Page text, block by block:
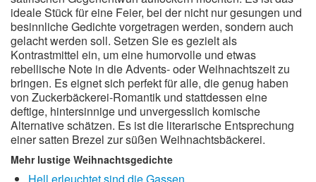
ideale Stück für eine Feier, bei der nicht nur gesungen und
besinnliche Gedichte vorgetragen werden, sondern auch
gelacht werden soll. Setzen Sie es gezielt als
Kontrastmittel ein, um eine humorvolle und etwas
rebellische Note in die Advents- oder Weihnachtszeit zu
bringen. Es eignet sich perfekt für alle, die genug haben
von Zuckerbäckerei-Romantik und stattdessen eine
deftige, hintersinnige und unvergesslich komische
Alternative schätzen. Es ist die literarische Entsprechung
einer satten Brezel zur süßen Weihnachtsbäckerei.
Mehr lustige Weihnachtsgedichte